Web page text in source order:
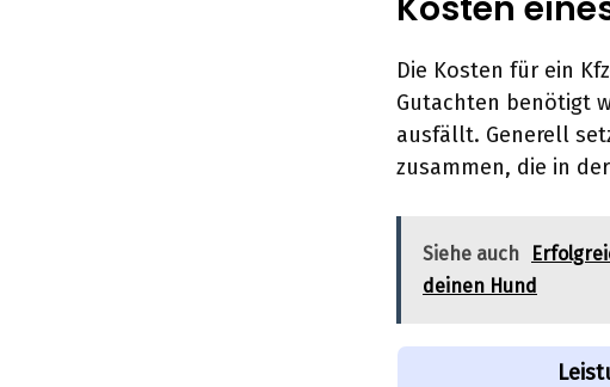
Die Kosten für ein
Gutachten benötigt
ausfällt. Generell
zusammen, die in
Siehe auch
deinen Hund